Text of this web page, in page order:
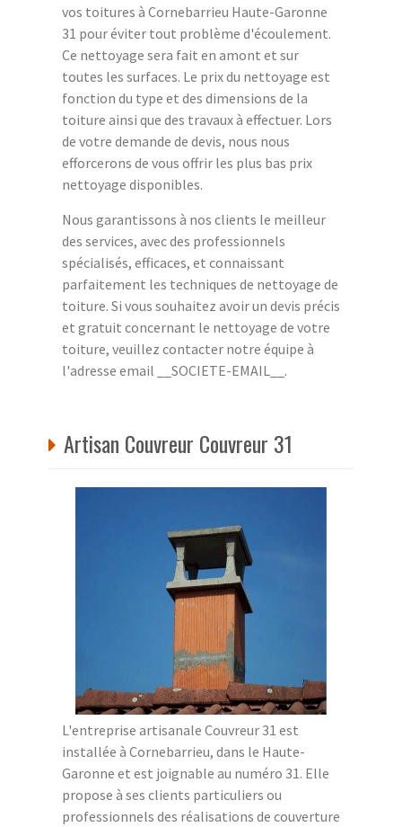
vos toitures à Cornebarrieu Haute-Garonne
31 pour éviter tout problème d'écoulement.
Ce nettoyage sera fait en amont et sur
toutes les surfaces. Le prix du nettoyage est
fonction du type et des dimensions de la
toiture ainsi que des travaux à effectuer. Lors
de votre demande de devis, nous nous
efforcerons de vous offrir les plus bas prix
nettoyage disponibles.
Nous garantissons à nos clients le meilleur
des services, avec des professionnels
spécialisés, efficaces, et connaissant
parfaitement les techniques de nettoyage de
toiture. Si vous souhaitez avoir un devis précis
et gratuit concernant le nettoyage de votre
toiture, veuillez contacter notre équipe à
l'adresse email __SOCIETE-EMAIL__.
Artisan Couvreur Couvreur 31
L'entreprise artisanale Couvreur 31 est
installée à Cornebarrieu, dans le Haute-
Garonne et est joignable au numéro 31. Elle
propose à ses clients particuliers ou
professionnels des réalisations de couverture